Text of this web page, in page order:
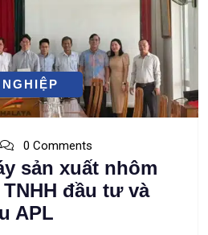
0 Comments
sản xuất nhôm
đầu tư và
APL